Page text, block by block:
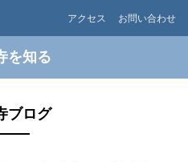
アクセス お問い合わせ
を知る
ブログ